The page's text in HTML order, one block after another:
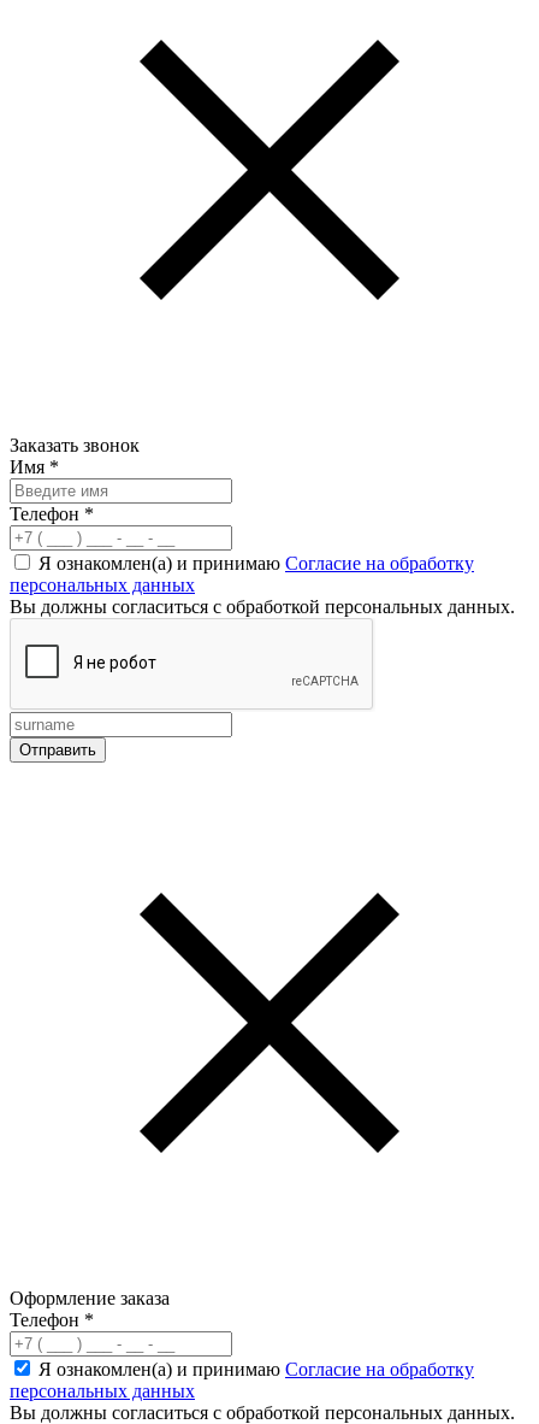
Заказать звонок
Имя *
Телефон *
Я ознакомлен(а) и принимаю Согласие на обработку
персональных данных
Вы должны согласиться с обработкой персональных данных.
Оформление заказа
Телефон *
Я ознакомлен(а) и принимаю Согласие на обработку
персональных данных
Вы должны согласиться с обработкой персональных данных.